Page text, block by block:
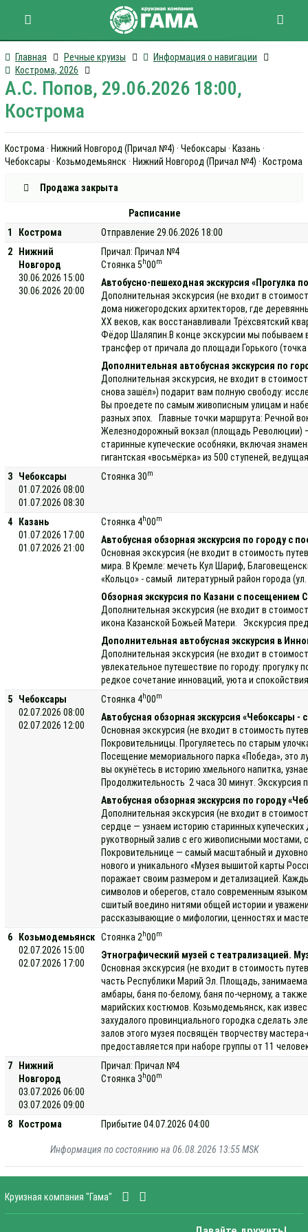
Главная Речные круизы
Информация о навигации
Кострома, 2026
А.С. Попов, 29.06.2026 18:00,
Кострома
Кострома · Нижний Новгород (Причал №4) · Чебоксары · Казань ·
Чебоксары · Козьмодемьянск · Нижний Новгород (Причал №4) · Кострома
Продажа закрыта
Расписание
1
Кострома
Отправление 29.06.2026 18:00
2
Нижний
Новгород
30.06.2026 15:00
30.06.2026 20:00
Причал: Причал №4
Стоянка 5 h00m
Автобусно-пешеходная экскурсия «Прогулка
Дополнительная экскурсия (не входит в
дома нижегородских архитекторов, где
XX веков, как восстанавливали Трёхсвятский
Фёдор Шаляпин.В конце экскурсии мы побываем
трансфер от причала до площади Горького
Дополнительная автобусная экскурсия по
Дополнительная экскурсия, не входит в
снова зашёл») подарит вам полную свободу:
Вы проедете по самым живописным улицам и
разных эпох. Главные точки маршрута: Речной
Железнодорожный вокзал (площадь Революции)
старинные купеческие особняки, включая
гигантская «восьмёрка» из 500 ступеней,
3
Чебоксары
01.07.2026 08:00
01.07.2026 08:30
Стоянка 30m
4
Казань
01.07.2026 17:00
01.07.2026 21:00
Стоянка 4h00m
Автобусная обзорная экскурсия по городу с
Основная экскурсия (не входит в стоимость
мира. В Кремле: мечеть Кул Шариф,
«Кольцо» - самый литературный район города
Обзорная экскурсия по Казани с
Дополнительная экскурсия (не входит в
икона Казанской Божьей Матери. Экскурсия
Дополнительная автобусная экскурсия в
Дополнительная экскурсия (не входит в
увлекательное путешествие по городу:
редкое сочетание инноваций, уюта и
5
Чебоксары
02.07.2026 08:00
02.07.2026 12:00
Стоянка 4h00m
Автобусная обзорная экскурсия «Чебоксары
Основная экскурсия (не входит в стоимость
Покровительницы. Прогуляетесь по старым
Посещение мемориального парка «Победа», это
вы окунётесь в историю хмельного напитка,
Продолжительность 2 часа 30 минут. Экскурсия
Автобусная обзорная экскурсия по городу
Дополнительная экскурсия (не входит в
сердце — узнаем историю старинных
рукотворный залив с его живописными
Покровительнице — самый масштабный и
нового и уникального «Музея вышитой карты
поражает своим размером и детализацией.
символов и оберегов, стало современным
сшитый воедино нитями общей истории и
рассказывающие о мифологии, ценностях и
6
Козьмодемьянск
02.07.2026 15:00
02.07.2026 17:00
Стоянка 2 h00m
Этнографический музей с театрализацией.
Основная экскурсия (не входит в стоимость
часть Республики Марий Эл. Площадь,
амбары, баня по-белому, баня по-черному, а
марийских костюмов. Козьмодемьянск, как
захудалого провинциального городка сделать
залов этого музея посвящён творчеству
предоставляется при наборе группы от 11
7
Нижний
Новгород
03.07.2026 06:00
03.07.2026 09:00
Причал: Причал №4
Стоянка 3 h00m
8 Кострома Прибытие 04.07.2026 04:00
Информация по состоянию на 06.08.2026 13:55 MSK
Круизная компания "Гама"